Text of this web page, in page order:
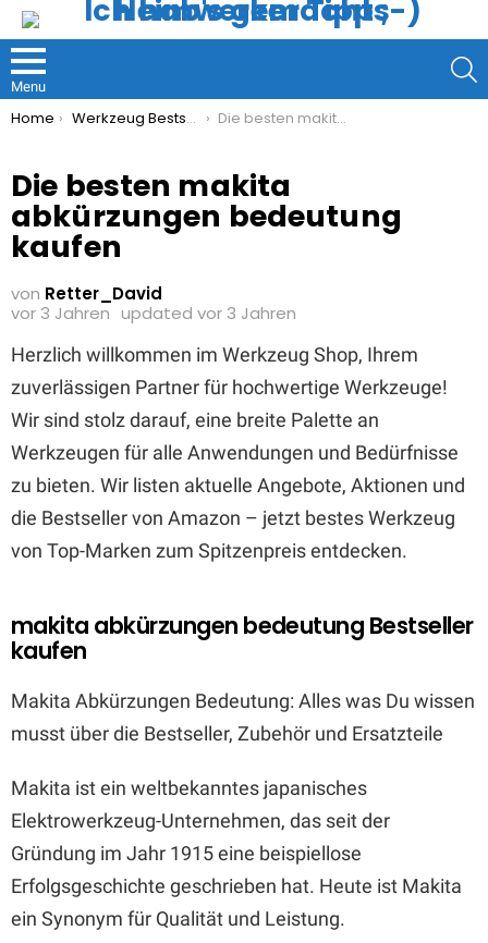
Menu
You are here:
Home Werkzeug Bestseller Die besten makita abkürzungen bedeutung kaufen
Die besten makita
abkürzungen bedeutung
kaufen
von Retter_David
vor 3 Jahren updated vor 3 Jahren
Herzlich willkommen im Werkzeug Shop, Ihrem
zuverlässigen Partner für hochwertige Werkzeuge!
Wir sind stolz darauf, eine breite Palette an
Werkzeugen für alle Anwendungen und Bedürfnisse
zu bieten. Wir listen aktuelle Angebote, Aktionen und
die Bestseller von Amazon – jetzt bestes Werkzeug
von Top-Marken zum Spitzenpreis entdecken.
makita abkürzungen bedeutung Bestseller
kaufen
Makita Abkürzungen Bedeutung: Alles was Du wissen
musst über die Bestseller, Zubehör und Ersatzteile
Makita ist ein weltbekanntes japanisches
Elektrowerkzeug-Unternehmen, das seit der
Gründung im Jahr 1915 eine beispiellose
Erfolgsgeschichte geschrieben hat. Heute ist Makita
ein Synonym für Qualität und Leistung.